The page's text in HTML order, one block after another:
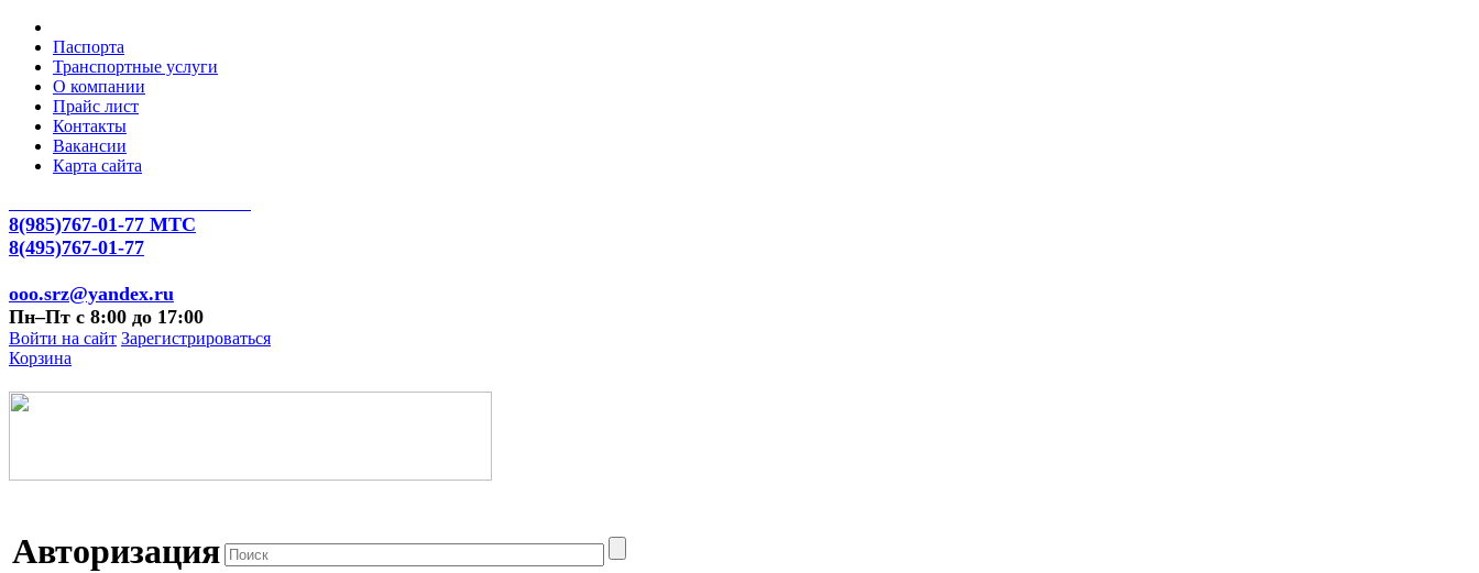
Паспорта
Транспортные услуги
О компании
Прайс лист
Контакты
Вакансии
Карта сайта
8(985)767-01-77 МТС
8(495)767-01-77
ooo.srz@yandex.ru
Пн–Пт с 8:00 до 17:00
Войти на сайт Зарегистрироваться
Корзина
Авторизация